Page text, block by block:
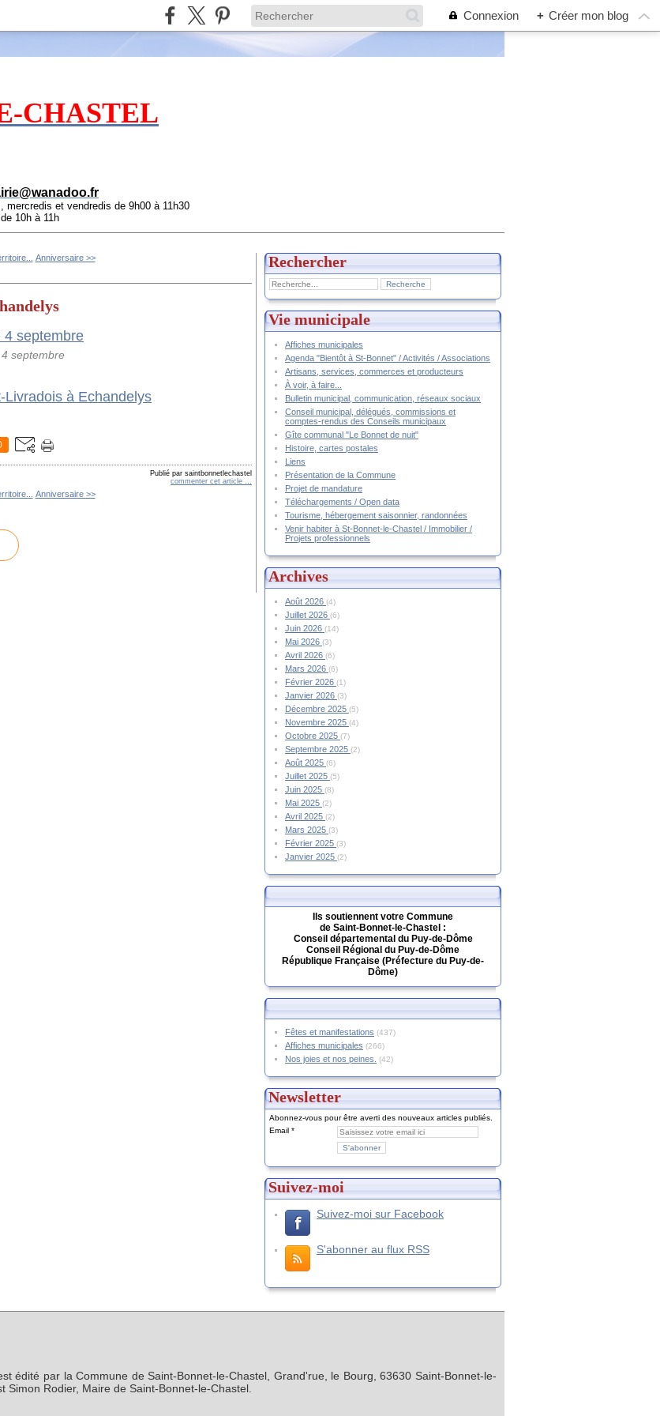
Connexion + Créer mon blog
CHASTEL
et vendredis de 9h00 à 11h30
10h à 11h
Anniversaire >>
septembre
Publié par saintbonnetlechastel
commenter cet article …
Anniversaire >>
Rechercher
Vie municipale
Affiches municipales
Agenda "Bientôt à St-Bonnet" / Activités / Associations
Artisans, services, commerces et producteurs
À voir, à faire...
Bulletin municipal, communication, réseaux sociaux
Conseil municipal, délégués, commissions et
comptes-rendus des Conseils municipaux
Gîte communal "Le Bonnet de nuit"
Histoire, cartes postales
Liens
Présentation de la Commune
Projet de mandature
Téléchargements / Open data
Tourisme, hébergement saisonnier, randonnées
Venir habiter à St-Bonnet-le-Chastel / Immobilier /
Projets professionnels
Archives
Août 2026 (4)
Juillet 2026 (6)
Juin 2026 (14)
Mai 2026 (3)
Avril 2026 (6)
Mars 2026 (6)
Février 2026 (1)
Janvier 2026 (3)
Décembre 2025 (5)
Novembre 2025 (4)
Octobre 2025 (7)
Septembre 2025 (2)
Août 2025 (6)
Juillet 2025 (5)
Juin 2025 (8)
Mai 2025 (2)
Avril 2025 (2)
Mars 2025 (3)
Février 2025 (3)
Janvier 2025 (2)
Ils soutiennent votre Commune
de Saint-Bonnet-le-Chastel :
Conseil départemental du Puy-de-Dôme
Conseil Régional du Puy-de-Dôme
République Française (Préfecture du Puy-de-
Dôme)
Fêtes et manifestations (437)
Affiches municipales (266)
Nos joies et nos peines. (42)
Newsletter
Abonnez-vous pour être averti des nouveaux articles publiés.
Email
Suivez-moi
Suivez-moi sur Facebook
S'abonner au flux RSS
édité par la Commune de Saint-Bonnet-le-Chastel, Grand'rue, le Bourg, 63630 Saint-Bonnet-le-
Rodier, Maire de Saint-Bonnet-le-Chastel.